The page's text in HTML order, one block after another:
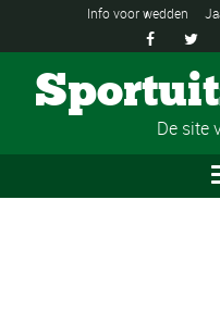
Info voor wedden
 
De site